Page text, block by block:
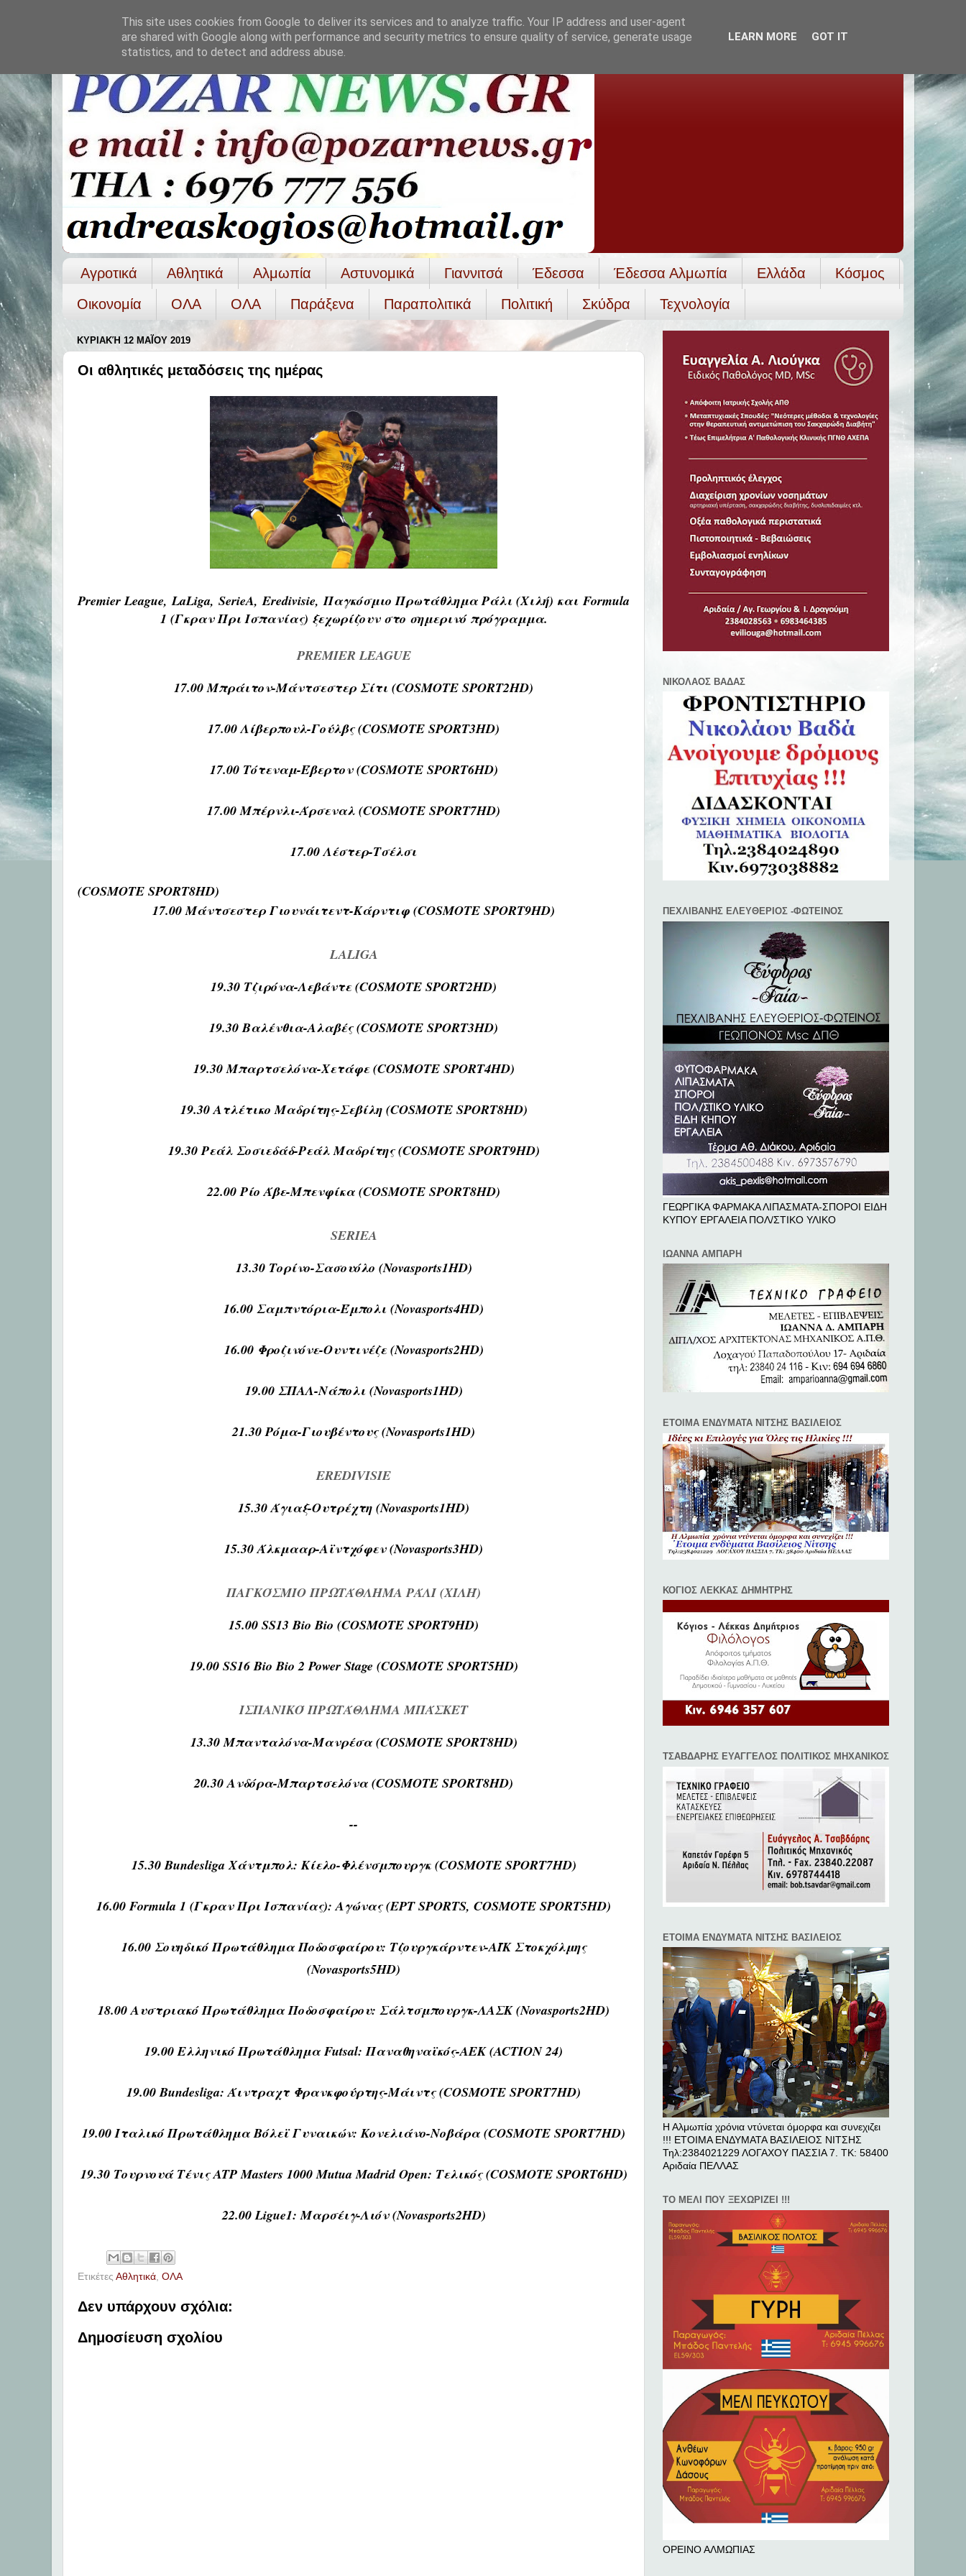
Αγροτικά Αθλητικά Αλμωπία Αστυνομικά Γιαννιτσά Έδεσσα Έδεσσα Αλμωπία Ελλάδα
Κόσμος
Οικονομία
ΟΛΑ ΟΛA Παράξενα Παραπολιτικά Πολιτική Σκύδρα Τεχνολογία
ΚΥΡΙΑΚΉ 12 ΜΑΪ́ΟΥ 2019
Οι αθλητικές μεταδόσεις της ημέρας
Premier League, LaLiga, SerieA, Eredivisie, Παγκόσμιο Πρωτάθλημα Ράλι (Χιλή) και Formula
1 (Γκραν Πρι Ισπανίας) ξεχωρίζουν στο σημερινό πρόγραμμα.
PREMIER LEAGUE
17.00 Μπράιτον-Μάντσεστερ Σίτι (COSMOTE SPORT2HD)
17.00 Λίβερπουλ-Γούλβς (COSMOTE SPORT3HD)
17.00 Τότεναμ-Έβερτον (COSMOTE SPORT6HD)
17.00 Μπέρνλι-Άρσεναλ (COSMOTE SPORT7HD)
17.00 Λέστερ-Τσέλσι
(COSMOTE SPORT8HD)
17.00 Μάντσεστερ Γιουνάιτεντ-Κάρντιφ (COSMOTE SPORT9HD)
LALIGA
19.30 Τζιρόνα-Λεβάντε (COSMOTE SPORT2HD)
19.30 Βαλένθια-Αλαβές (COSMOTE SPORT3HD)
19.30 Μπαρτσελόνα-Χετάφε (COSMOTE SPORT4HD)
19.30 Ατλέτικο Μαδρίτης-Σεβίλη (COSMOTE SPORT8HD)
19.30 Ρεάλ Σοσιεδάδ-Ρεάλ Μαδρίτης (COSMOTE SPORT9HD)
22.00 Ρίο Άβε-Μπενφίκα (COSMOTE SPORT8HD)
SERIEA
13.30 Τορίνο-Σασουόλο (Novasports1HD)
16.00 Σαμπντόρια-Έμπολι (Novasports4HD)
16.00 Φροζινόνε-Ουντινέζε (Novasports2HD)
19.00 ΣΠΑΛ-Νάπολι (Novasports1HD)
21.30 Ρόμα-Γιουβέντους (Novasports1HD)
EREDIVISIE
15.30 Άγιαξ-Ουτρέχτη (Novasports1HD)
15.30 Άλκμααρ-Αϊντχόφεν (Novasports3HD)
ΠΑΓΚΌΣΜΙΟ ΠΡΩΤΆΘΛΗΜΑ ΡΆΛΙ (ΧΙΛΉ)
15.00 SS13 Bio Bio (COSMOTE SPORT9HD)
19.00 SS16 Bio Bio 2 Power Stage (COSMOTE SPORT5HD)
ΙΣΠΑΝΙΚΌ ΠΡΩΤΆΘΛΗΜΑ ΜΠΆΣΚΕΤ
13.30 Μπανταλόνα-Μανρέσα (COSMOTE SPORT8HD)
20.30 Ανδόρα-Μπαρτσελόνα (COSMOTE SPORT8HD)
--
15.30 Bundesliga Χάντμπολ: Κίελο-Φλένσμπουργκ (COSMOTE SPORT7HD)
16.00 Formula 1 (Γκραν Πρι Ισπανίας): Αγώνας (ΕΡΤ SPORTS, COSMOTE SPORT5HD)
16.00 Σουηδικό Πρωτάθλημα Ποδοσφαίρου: Τζουργκάρντεν-ΑΪΚ Στοκχόλμης
(Novasports5HD)
18.00 Αυστριακό Πρωτάθλημα Ποδοσφαίρου: Σάλτσμπουργκ-ΛΑΣΚ (Novasports2HD)
19.00 Ελληνικό Πρωτάθλημα Futsal: Παναθηναϊκός-ΑΕΚ (ACTION 24)
19.00 Bundesliga: Άιντραχτ Φρανκφούρτης-Μάιντς (COSMOTE SPORT7HD)
19.00 Ιταλικό Πρωτάθλημα Βόλεϊ Γυναικών: Κονελιάνο-Νοβάρα (COSMOTE SPORT7HD)
19.30 Τουρνουά Τένις ATP Masters 1000 Mutua Madrid Open: Τελικός (COSMOTE SPORT6HD)
22.00 Ligue1: Μαρσέιγ-Λιόν (Novasports2HD)
Ετικέτες Αθλητικά, ΟΛΑ
Δεν υπάρχουν σχόλια:
Δημοσίευση σχολίου
ΝΙΚΟΛΑΟΣ ΒΑΔΑΣ
ΠΕΧΛΙΒANΗΣ ΕΛΕΥΘΕΡΙΟΣ -ΦΩΤΕΙΝΟΣ
ΓΕΩΡΓΙΚΑ ΦΑΡΜΑΚΑ ΛΙΠΑΣΜΑΤΑ-ΣΠΟΡΟΙ ΕΙΔΗ
ΚΥΠΟΥ ΕΡΓΑΛΕΙΑ ΠΟΛ/ΣΤΙΚΟ ΥΛΙΚΟ
ΙΩΑΝΝΑ ΑΜΠΑΡΗ
ΕΤΟΙΜΑ ΕΝΔΥΜΑΤΑ ΝΙΤΣΗΣ ΒΑΣΙΛΕΙΟΣ
ΚΟΓΙΟΣ ΛΕΚΚΑΣ ΔΗΜΗΤΡΗΣ
ΤΣΑΒΔΑΡΗΣ ΕΥΑΓΓΕΛΟΣ ΠΟΛΙΤΙΚΟΣ ΜΗΧΑΝΙΚΟΣ
ΕΤΟΙΜΑ ΕΝΔΥΜΑΤΑ ΝΙΤΣΗΣ ΒΑΣΙΛΕΙΟΣ
Η Αλμωπία χρόνια ντύνεται όμορφα και συνεχιζει
!!! ΕΤΟΙΜΑ ΕΝΔΥΜΑΤΑ ΒΑΣΙΛΕΙΟΣ ΝΙΤΣΗΣ
Τηλ:2384021229 ΛΟΓΑΧΟΥ ΠΑΣΣΙΑ 7. ΤΚ: 58400
Αριδαία ΠΕΛΛAΣ
ΤΟ ΜΕΛΙ ΠΟΥ ΞΕΧΩΡΙΖΕΙ !!!
ΟΡΕΙΝΟ ΑΛΜΩΠΙΑΣ
This site uses cookies from Google to deliver its services and to analyze traffic. Your IP address and user-agent
are shared with Google along with performance and security metrics to ensure quality of service, generate usage
statistics, and to detect and address abuse.
LEARN MORE GOT IT